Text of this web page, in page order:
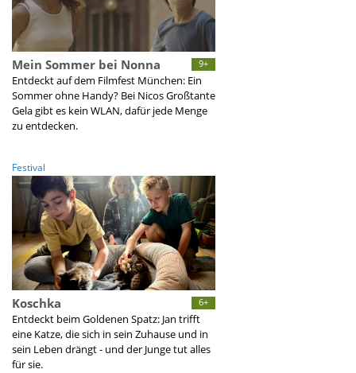
9+
Mein Sommer bei Nonna
Entdeckt auf dem Filmfest München: Ein
Sommer ohne Handy? Bei Nicos Großtante
Gela gibt es kein WLAN, dafür jede Menge
zu entdecken.
Festival
6+
Koschka
Entdeckt beim Goldenen Spatz: Jan trifft
eine Katze, die sich in sein Zuhause und in
sein Leben drängt - und der Junge tut alles
für sie.